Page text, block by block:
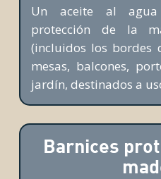
Un aceite al
protección de la
(incluidos los bordes
mesas, balcones,
jardín, destinados a
Barnices